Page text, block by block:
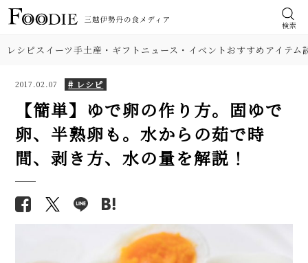
検索
レシピスイーツ手土産・ギフト ニュース・イベントおすすめアイテム
2017.02.07 # レシピ
【簡単】ゆで卵の作り方。固ゆで
卵、半熟卵も。水からの茹で時
間、剥き方、水の量を解説！
【本格】韓国料理店「石焼きビ
ビンパ」人気レシピ。具材のナム
目！
ンケーキの簡単レシピ。人気の
紅茶＆バナナ味も紹介！
食材
肉
野菜
【基本の塩分18%】手作り梅干
しのレシピ（作り方）。初めて
【プロが解説】らっきょうの漬
け方。「甘酢漬け」と「塩漬
け」2つのレシピ